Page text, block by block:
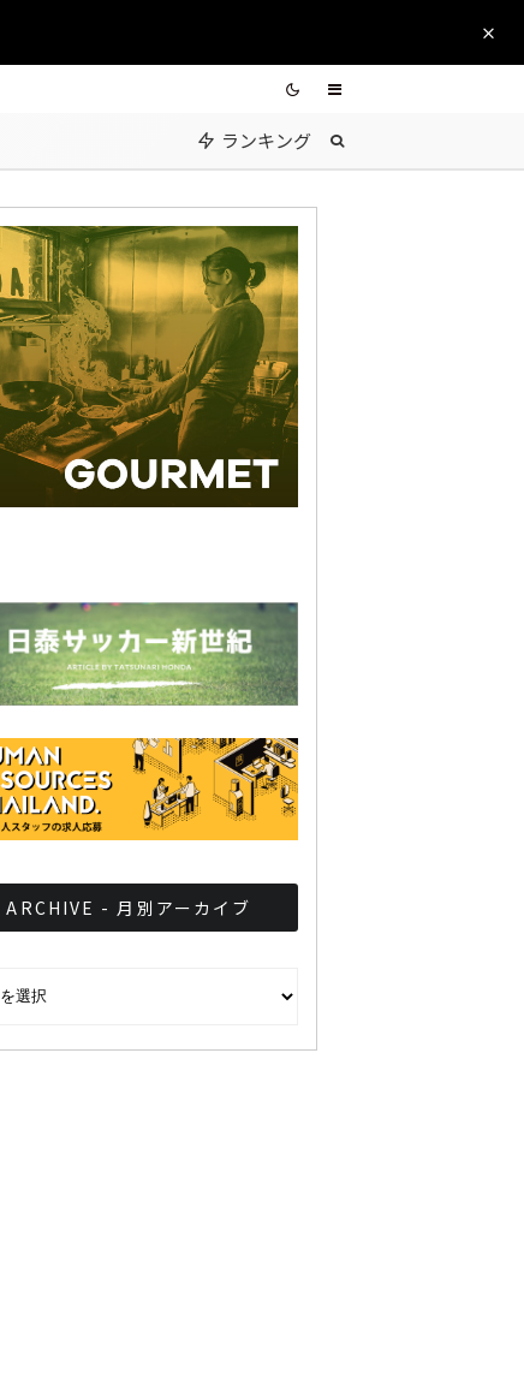
ランキング
ARCHIVE - 月別アーカイブ